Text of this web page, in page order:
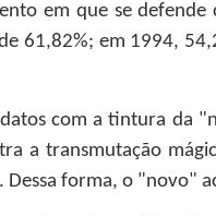
em que se
61,82%; em 1994,
com a tintura da
a transmutação
forma, o "novo"